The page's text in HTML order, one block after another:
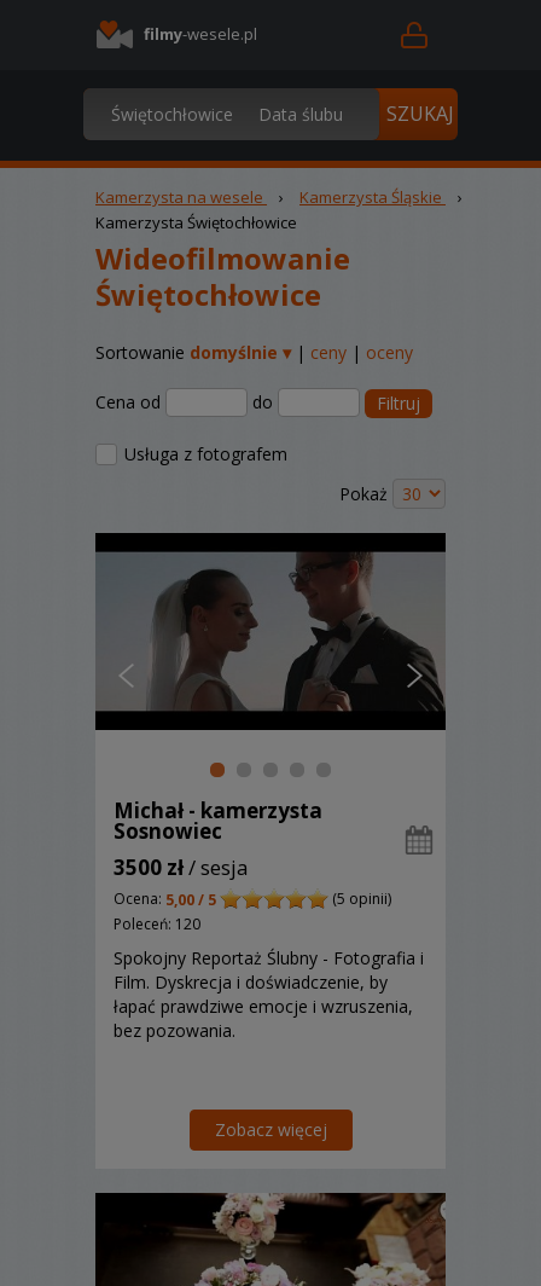
filmy-wesele.pl
Kamerzysta na wesele › Kamerzysta Śląskie
›
Kamerzysta Świętochłowice
Wideofilmowanie
Świętochłowice
Sortowanie domyślnie ▾| ceny | oceny
Cena od do Filtruj
Usługa z fotografem
Pokaż
Michał - kamerzysta
Sosnowiec
3500 zł/ sesja
Ocena: 5,00 / 5
(5 opinii)
Poleceń: 120
Spokojny Reportaż Ślubny - Fotografia i
Film. Dyskrecja i doświadczenie, by
łapać prawdziwe emocje i wzruszenia,
bez pozowania.
Zobacz więcej